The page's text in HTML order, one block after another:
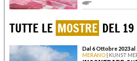
TUTTE LE MOSTRE DEL
Dal 6 Ottobre 2023 al
MERANO | KUNST